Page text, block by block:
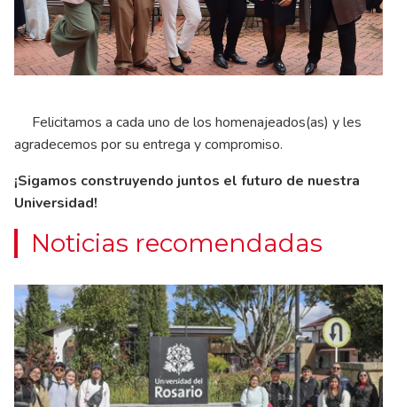
Previous
Felicitamos a cada uno de los homenajeados(as) y les
agradecemos por su entrega y compromiso.
¡Sigamos construyendo juntos el futuro de nuestra
Universidad!
Noticias recomendadas